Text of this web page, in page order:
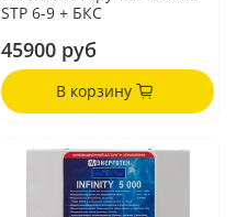
STP 6-9 + БКС
45900 руб
В корзину